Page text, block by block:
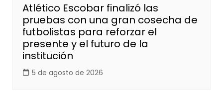
Atlético Escobar finalizó las
pruebas con una gran cosecha de
futbolistas para reforzar el
presente y el futuro de la
institución
5 de agosto de 2026